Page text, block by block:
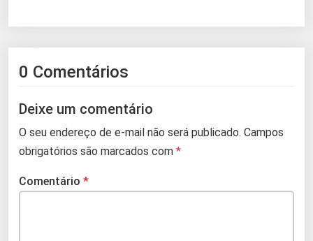
0 Comentários
Deixe um comentário
O seu endereço de e-mail não será publicado. Campos
obrigatórios são marcados com *
Comentário *